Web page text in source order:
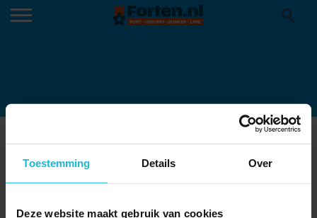
Toestemming Details Over
Deze website maakt gebruik van cookies